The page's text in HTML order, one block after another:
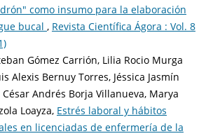
como insumo para la elaboración
bucal , Revista Científica Ágora : Vol. 8
Gómez Carrión, Lilia Rocio Murga
Alexis Bernuy Torres, Jéssica Jasmín
Andrés Borja Villanueva, Marya
Loayza, Estrés laboral y hábitos
en licenciadas de enfermería de la